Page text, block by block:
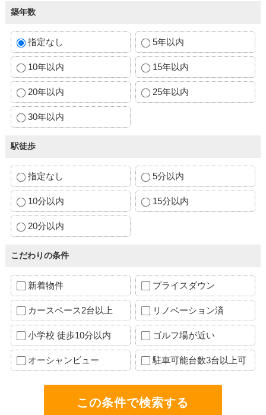
築年数
指定なし 5年以内
10年以内 15年以内
20年以内 25年以内
30年以内
駅徒歩
指定なし 5分以内
10分以内 15分以内
20分以内
こだわりの条件
新着物件 プライスダウン
カースペース2台以上 リノベーション済
小学校 徒歩10分以内 ゴルフ場が近い
オーシャンビュー 駐車可能台数3台以上可